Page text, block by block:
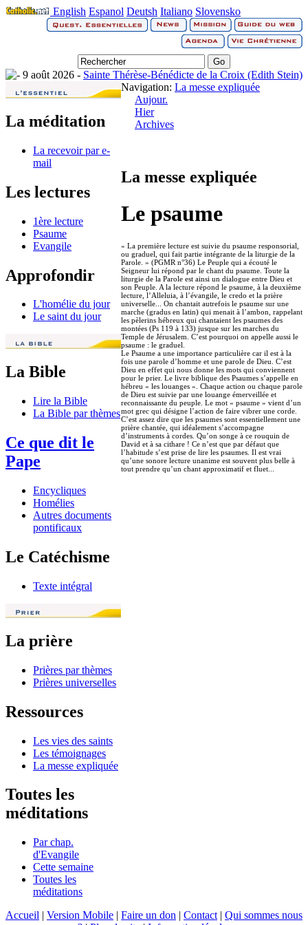
English Espanol Deutsh Italiano Slovensko
9 août 2026 - Sainte Thérèse-Bénédicte de la Croix (Edith Stein)
La méditation
La recevoir par e-
mail
Les lectures
1ère lecture
Psaume
Evangile
Approfondir
L'homélie du jour
Le saint du jour
La Bible
Lire la Bible
La Bible par thèmes
Ce que dit le
Pape
Encycliques
Homélies
Autres documents
pontificaux
Le Catéchisme
Texte intégral
La prière
Prières par thèmes
Prières universelles
Ressources
Les vies des saints
Les témoignages
La messe expliquée
Toutes les
méditations
Par chap.
d'Evangile
Cette semaine
Toutes les
méditations
Navigation: La messe expliquée
Aujour.
Hier
Archives
La messe expliquée
Le psaume
« La première lecture est suivie du psaume responsorial,
ou graduel, qui fait partie intégrante de la liturgie de la
Parole. » (PGMR n°36) Le Peuple qui a écouté le
Seigneur lui répond par le chant du psaume. Toute la
liturgie de la Parole est ainsi un dialogue entre Dieu et
son Peuple. A la lecture répond le psaume, à la deuxième
lecture, l’Alleluia, à l’évangile, le credo et la prière
universelle... On chantait autrefois le psaume sur une
marche (gradus en latin) qui menait à l’ambon, rappelant
les pèlerins hébreux qui chantaient les psaumes des
montées (Ps 119 à 133) jusque sur les marches du
Temple de Jérusalem. C’est pourquoi on appelle aussi le
psaume : le graduel.
Le Psaume a une importance particulière car il est à la
fois une parole d’homme et une parole de Dieu. C’est
Dieu en effet qui nous donne les mots qui conviennent
pour le prier. Le livre biblique des Psaumes s’appelle en
hébreu « les louanges ». Chaque action ou chaque parole
de Dieu est suivie par une louange émerveillée et
reconnaissante du peuple. Le mot « psaume » vient d’un
mot grec qui désigne l’action de faire vibrer une corde.
C’est assez dire que les psaumes sont essentiellement une
prière chantée, qui idéalement s’accompagne
d’instruments à cordes. Qu’on songe à ce rouquin de
David et à sa cithare ! Ce n’est que par défaut que
l’habitude s’est prise de lire les psaumes. Il est vrai
qu’une sonore lecture unanime est souvent plus belle à
tout prendre qu’un chant approximatif et fluet...
Accueil | Version Mobile | Faire un don | Contact | Qui sommes nous